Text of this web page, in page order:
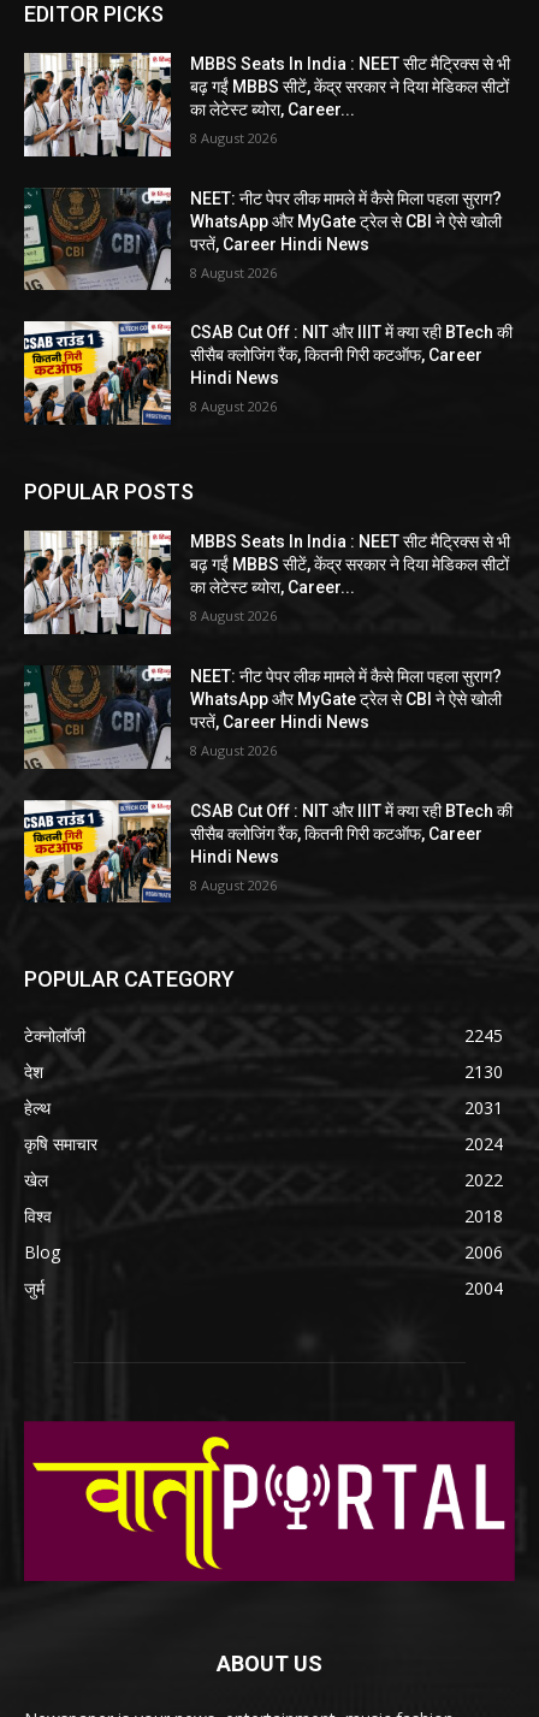
EDITOR PICKS
MBBS Seats In India : NEET सीट मैट्रिक्स से भी
बढ़ गईं MBBS सीटें, केंद्र सरकार ने दिया मेडिकल सीटों
का लेटेस्ट ब्योरा, Career...
8 August 2026
NEET: नीट पेपर लीक मामले में कैसे मिला पहला सुराग?
WhatsApp और MyGate ट्रेल से CBI ने ऐसे खोली
परतें, Career Hindi News
8 August 2026
CSAB Cut Off : NIT और IIIT में क्या रही BTech की
सीसैब क्लोजिंग रैंक, कितनी गिरी कटऑफ, Career
Hindi News
8 August 2026
POPULAR POSTS
MBBS Seats In India : NEET सीट मैट्रिक्स से भी
बढ़ गईं MBBS सीटें, केंद्र सरकार ने दिया मेडिकल सीटों
का लेटेस्ट ब्योरा, Career...
8 August 2026
NEET: नीट पेपर लीक मामले में कैसे मिला पहला सुराग?
WhatsApp और MyGate ट्रेल से CBI ने ऐसे खोली
परतें, Career Hindi News
8 August 2026
CSAB Cut Off : NIT और IIIT में क्या रही BTech की
सीसैब क्लोजिंग रैंक, कितनी गिरी कटऑफ, Career
Hindi News
8 August 2026
POPULAR CATEGORY
टेक्नोलॉजी
2245
देश
2130
हेल्थ
2031
कृषि समाचार
2024
खेल
2022
विश्व
2018
Blog
2006
जुर्म
2004
ABOUT US